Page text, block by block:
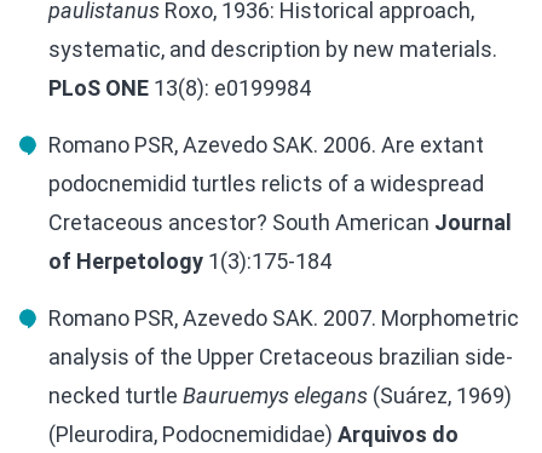
paulistanus Roxo, 1936: Historical approach,
systematic, and description by new materials.
PLoS ONE 13(8): e0199984
Romano PSR, Azevedo SAK. 2006. Are extant
podocnemidid turtles relicts of a widespread
Cretaceous ancestor? South American Journal
of Herpetology 1(3):175-184
Romano PSR, Azevedo SAK. 2007. Morphometric
analysis of the Upper Cretaceous brazilian side-
necked turtle Bauruemys elegans (Suárez, 1969)
(Pleurodira, Podocnemididae) Arquivos do